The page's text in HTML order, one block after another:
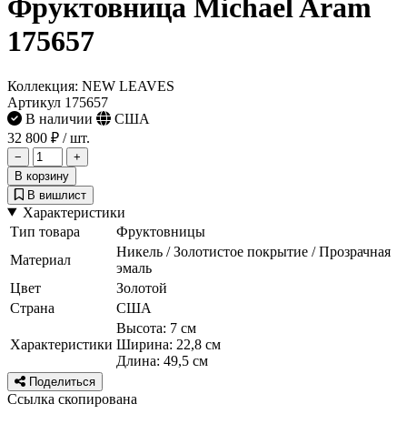
Фруктовница Michael Aram
175657
Коллекция: NEW LEAVES
Артикул 175657
В наличии
США
32 800 ₽ / шт.
−
+
В корзину
В вишлист
Характеристики
Тип товара
Фруктовницы
Материал
Никель / Золотистое покрытие / Прозрачная
эмаль
Цвет
Золотой
Страна
США
Характеристики
Высота: 7 см
Ширина: 22,8 см
Длина: 49,5 см
Поделиться
Ссылка скопирована